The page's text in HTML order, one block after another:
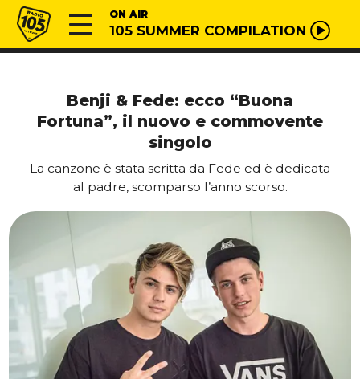
Vai al contenuto
Radio 105 ON AIR
105 SUMMER COMPILATION
Benji & Fede: ecco “Buona
Fortuna”, il nuovo e commovente
singolo
La canzone è stata scritta da Fede ed è dedicata
al padre, scomparso l’anno scorso.